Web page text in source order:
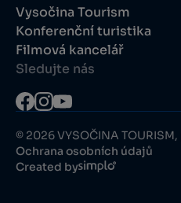
Vysočina Tourism
Konferenční turistika
Filmová kancelář
Sledujte nás
© 2026 VYSOČINA
Ochrana osobních údajů
Created by